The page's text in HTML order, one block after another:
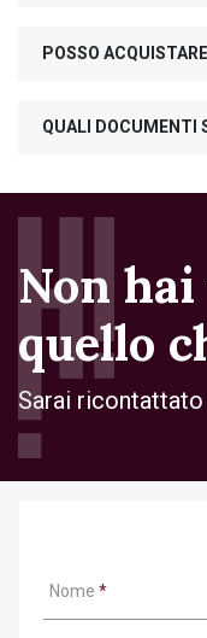
POSSO
QUALI DOCUMENTI
Non
quello
Sarai
Nome *